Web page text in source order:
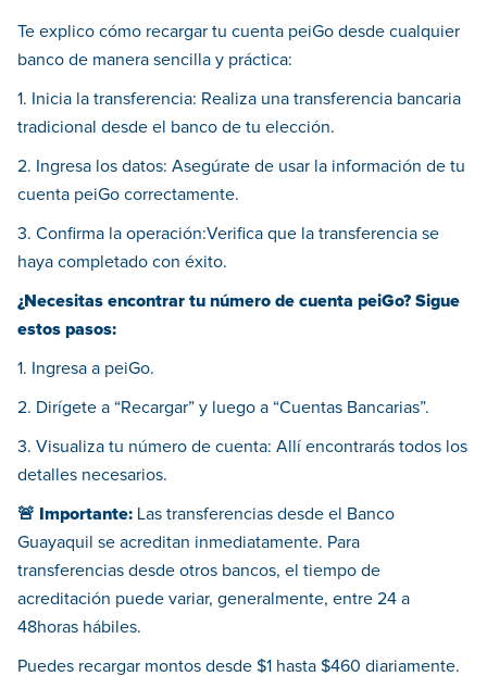
Te explico cómo recargar tu cuenta peiGo desde cualquier
banco de manera sencilla y práctica:
1️. Inicia la transferencia: Realiza una transferencia bancaria
tradicional desde el banco de tu elección.
2️. Ingresa los datos: Asegúrate de usar la información de tu
cuenta peiGo correctamente.
3️. Confirma la operación:Verifica que la transferencia se
haya completado con éxito.
¿Necesitas encontrar tu número de cuenta peiGo? Sigue
estos pasos:
1. Ingresa a peiGo.️
2. Dirígete a “Recargar” y luego a “Cuentas Bancarias”.
3. Visualiza tu número de cuenta: Allí encontrarás todos los
detalles necesarios.
🚨 Importante: Las transferencias desde el Banco
Guayaquil se acreditan inmediatamente. Para
transferencias desde otros bancos, el tiempo de
acreditación puede variar, generalmente, entre 24 a
48horas hábiles.
Puedes recargar montos desde $1 hasta $460 diariamente.